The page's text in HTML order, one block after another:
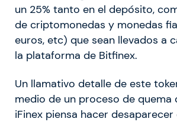
un 25% tanto en el depósito,
de criptomonedas y monedas
euros, etc) que sean llevados a
la plataforma de Bitfinex.
Un llamativo detalle de este
medio de un proceso de quema
iFinex piensa hacer